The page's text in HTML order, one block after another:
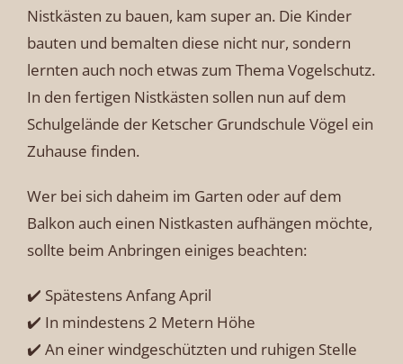
Nistkästen zu bauen, kam super an. Die Kinder
bauten und bemalten diese nicht nur, sondern
lernten auch noch etwas zum Thema Vogelschutz.
In den fertigen Nistkästen sollen nun auf dem
Schulgelände der Ketscher Grundschule Vögel ein
Zuhause finden.
Wer bei sich daheim im Garten oder auf dem
Balkon auch einen Nistkasten aufhängen möchte,
sollte beim Anbringen einiges beachten:
✔️ Spätestens Anfang April
✔️ In mindestens 2 Metern Höhe
✔️ An einer windgeschützten und ruhigen Stelle